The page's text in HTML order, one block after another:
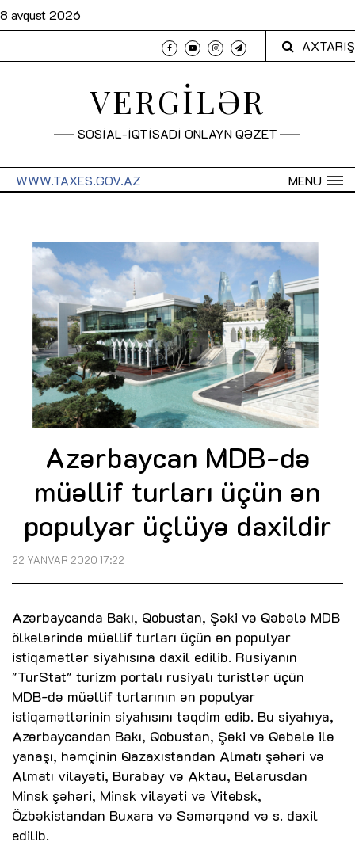
8 avqust 2026
AXTARIŞ
VERGİLƏR
SOSİAL-İQTİSADİ ONLAYN QƏZET
MENU
WWW.TAXES.GOV.AZ
Azərbaycan MDB-də
müəllif turları üçün ən
populyar üçlüyə daxildir
22 YANVAR 2020 17:22
Azərbaycanda Bakı, Qobustan, Şəki və Qəbələ MDB
ölkələrində müəllif turları üçün ən populyar
istiqamətlər siyahısına daxil edilib. Rusiyanın
"TurStat" turizm portalı rusiyalı turistlər üçün
MDB-də müəllif turlarının ən populyar
istiqamətlərinin siyahısını təqdim edib. Bu siyahıya,
Azərbaycandan Bakı, Qobustan, Şəki və Qəbələ ilə
yanaşı, həmçinin Qazaxıstandan Almatı şəhəri və
Almatı vilayəti, Burabay və Aktau, Belarusdan
Minsk şəhəri, Minsk vilayəti və Vitebsk,
Özbəkistandan Buxara və Səmərqənd və s. daxil
edilib.